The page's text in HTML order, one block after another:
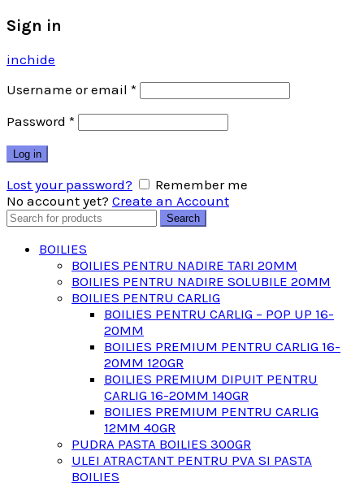
Sign in
inchide
Username or email *
Password *
Log in
Lost your password?
Remember me
No account yet? Create an Account
Search
Search
BOILIES
BOILIES PENTRU NADIRE TARI 20MM
BOILIES PENTRU NADIRE SOLUBILE 20MM
BOILIES PENTRU CARLIG
BOILIES PENTRU CARLIG – POP UP 16-
20MM
BOILIES PREMIUM PENTRU CARLIG 16-
20MM 120GR
BOILIES PREMIUM DIPUIT PENTRU
CARLIG 16-20MM 140GR
BOILIES PREMIUM PENTRU CARLIG
12MM 40GR
PUDRA PASTA BOILIES 300GR
ULEI ATRACTANT PENTRU PVA SI PASTA
BOILIES